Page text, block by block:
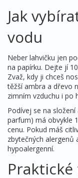
Jak
vodu
Neber lahvičku jen
na papírku. Dejte jí
Zvaž, kdy ji chceš
těžší ambra a dřevo
zimním vzduchu i po
Podívej se na
parfum) má obvykle
cenu. Pokud máš
zbytečných alergenů
hypoalergenní.